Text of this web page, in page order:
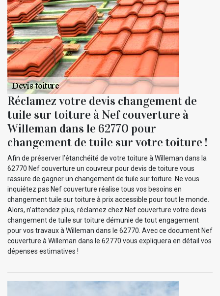
Réclamez votre devis changement de
tuile sur toiture à Nef couverture à
Willeman dans le 62770 pour
changement de tuile sur votre toiture !
Afin de préserver l’étanchéité de votre toiture à Willeman dans la
62770 Nef couverture un couvreur pour devis de toiture vous
rassure de gagner un changement de tuile sur toiture. Ne vous
inquiétez pas Nef couverture réalise tous vos besoins en
changement tuile sur toiture à prix accessible pour tout le monde.
Alors, n’attendez plus, réclamez chez Nef couverture votre devis
changement de tuile sur toiture démunie de tout engagement
pour vos travaux à Willeman dans le 62770. Avec ce document Nef
couverture à Willeman dans le 62770 vous expliquera en détail vos
dépenses estimatives !